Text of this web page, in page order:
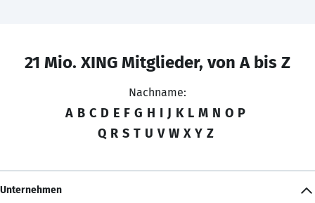
21 Mio. XING Mitglieder, von A bis Z
Nachname:
A B C D E F G H I J K L M N O P
Q R S T U V W X Y Z
Unternehmen